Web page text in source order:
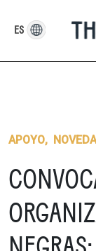
content
APOYO,
ES